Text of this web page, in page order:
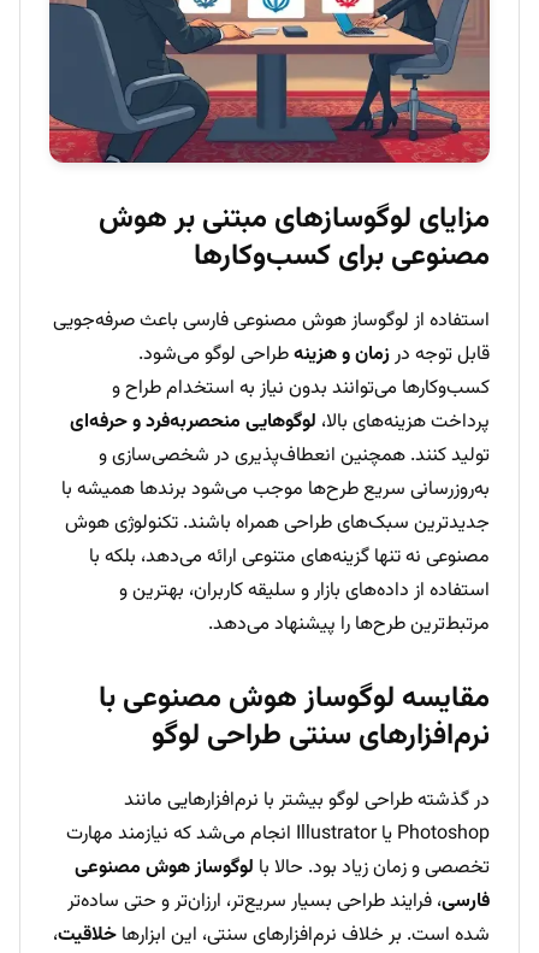
مزایای لوگوسازهای مبتنی بر هوش
مصنوعی برای کسب‌وکارها
استفاده از لوگوساز هوش مصنوعی فارسی باعث صرفه‌جویی
قابل توجه درزمان و هزینهطراحی لوگو می‌شود.
کسب‌وکارها می‌توانند بدون نیاز به استخدام طراح و
پرداخت هزینه‌های بالا، لوگوهایی منحصر‌به‌فرد و حرفه‌ای
تولید کنند. همچنین انعطاف‌پذیری در شخصی‌سازی و
به‌روزرسانی سریع طرح‌ها موجب می‌شود برندها همیشه با
جدیدترین سبک‌های طراحی همراه باشند. تکنولوژی هوش
مصنوعی نه تنها گزینه‌های متنوعی ارائه می‌دهد، بلکه با
استفاده از داده‌های بازار و سلیقه کاربران، بهترین و
مرتبط‌ترین طرح‌ها را پیشنهاد می‌دهد.
مقایسه لوگوساز هوش مصنوعی با
نرم‌افزارهای سنتی طراحی لوگو
در گذشته طراحی لوگو بیشتر با نرم‌افزارهایی مانند
Photoshop یا Illustrator انجام می‌شد که نیازمند مهارت
تخصصی و زمان زیاد بود. حالا با لوگوساز هوش مصنوعی
فارسی، فرایند طراحی بسیار سریع‌تر، ارزان‌تر و حتی ساده‌تر
شده است. بر خلاف نرم‌افزارهای سنتی، این ابزارها خلاقیت،